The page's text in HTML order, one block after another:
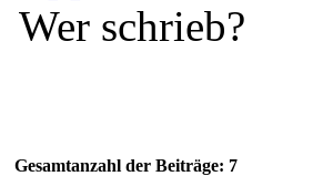
Wer schrieb?
Gesamtanzahl der Beiträge: 7